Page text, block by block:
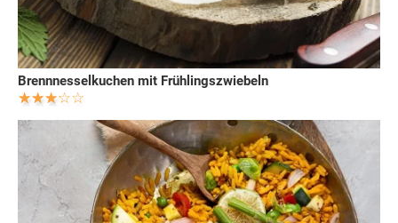
Brennnesselkuchen mit Frühlingszwiebeln